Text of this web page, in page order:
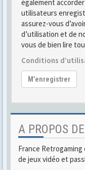
également
utilisateurs
assurez-vous
d’utilisation et de
vous de bien lire
Conditions
M’enregistrer
A PROPOS
France
de jeux vidéo et